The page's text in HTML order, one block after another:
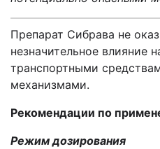
Препарат Сибрава не
незначительное влияние
транспортными
механизмами.
Рекомендации по
Режим дозирования